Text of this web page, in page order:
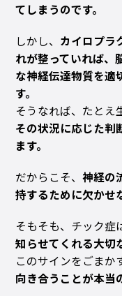
てしまうのです。
しかし、 カイロプラ
れが整っていれば、
な神経伝達物質を適
す。
そうなれば、たとえ
その状況に応じた判
ます。
だからこそ、神経の
持するために欠かせ
そもそも、チック症
知らせてくれる大切
このサインをごまか
向き合うことが本当